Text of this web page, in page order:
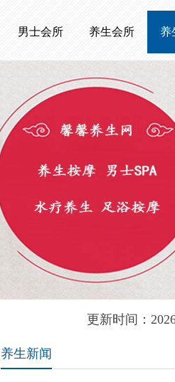
男士会所 养生会所 养
更新时间：
养生新闻